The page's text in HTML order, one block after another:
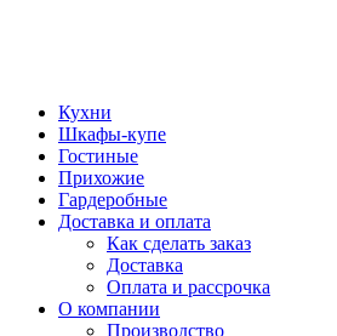
Кухни
Шкафы-купе
Гостиные
Прихожие
Гардеробные
Доставка и оплата
Как сделать заказ
Доставка
Оплата и рассрочка
О компании
Производство